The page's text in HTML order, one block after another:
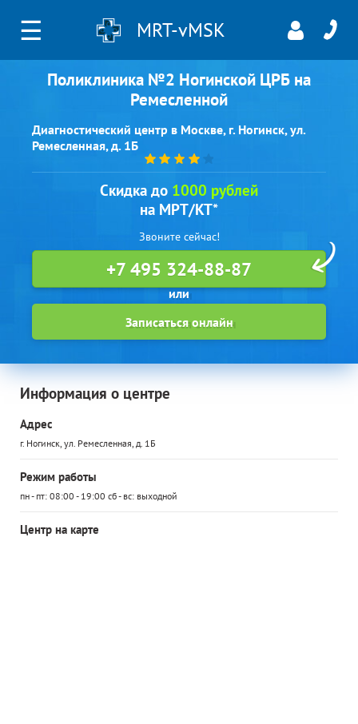
☰ MRT-vMSK
Поликлиника №2 Ногинской ЦРБ на
Ремесленной
Диагностический центр в Москве, г. Ногинск, ул.
Ремесленная, д. 1Б
Скидка до 1000 рублей
на МРТ/КТ*
Звоните сейчас!
+7 495 324-88-87
Записаться онлайн
Информация о центре
Адрес
г. Ногинск, ул. Ремесленная, д. 1Б
Режим работы
пн - пт: 08:00 - 19:00 сб - вс: выходной
Центр на карте